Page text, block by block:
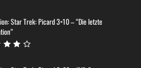
Star Trek: Picard 3×10 – “Die letzte